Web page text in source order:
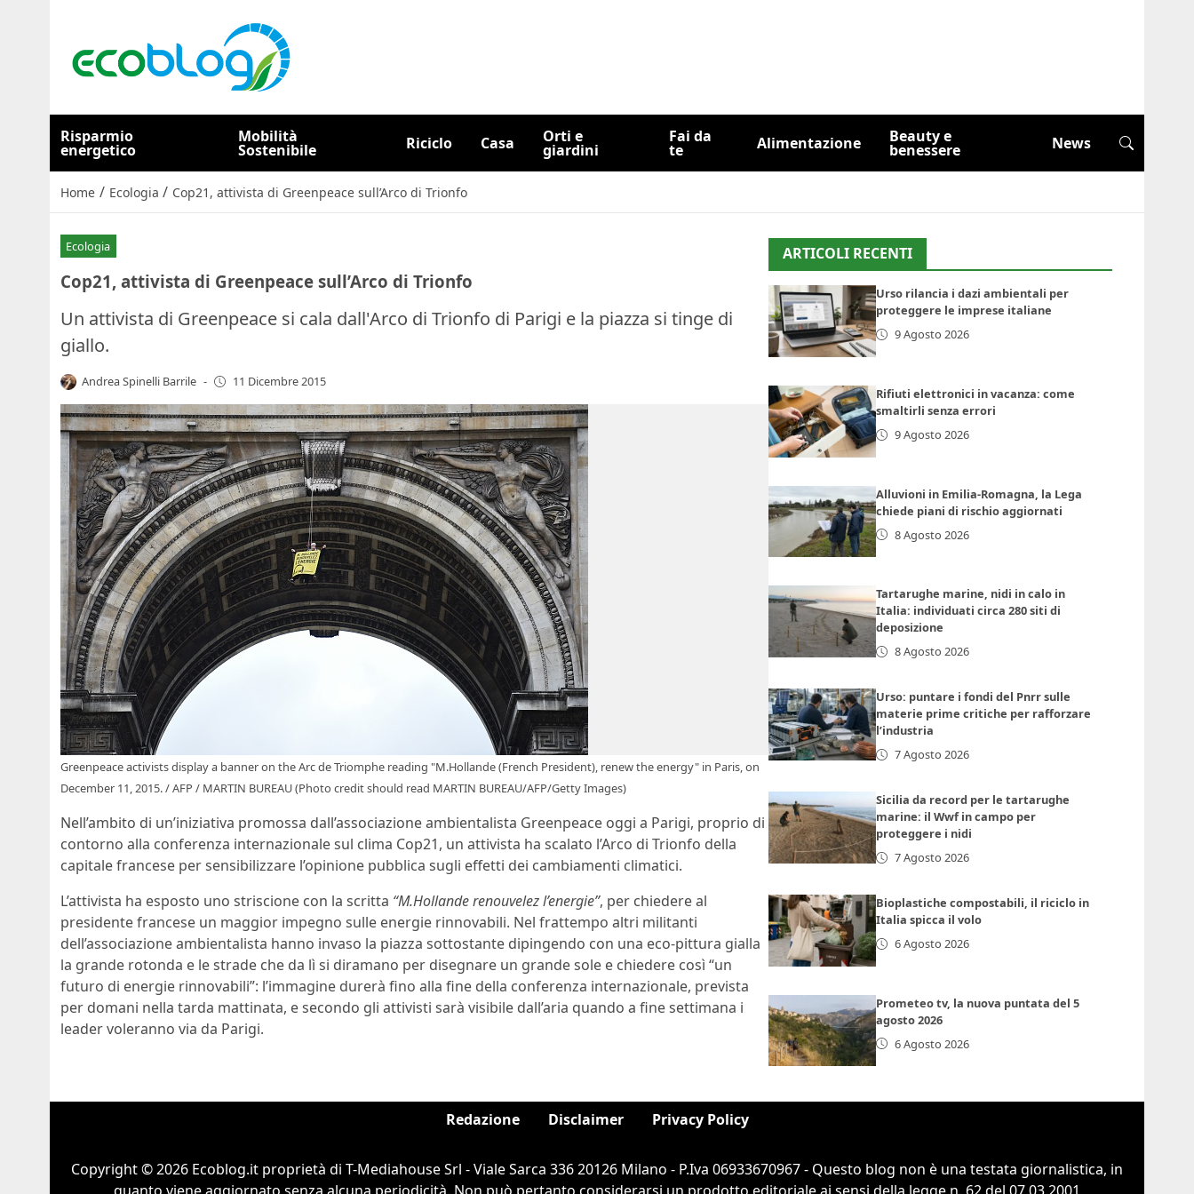
Risparmio
energetico
Mobilità
Sostenibile Riciclo Casa Orti e
giardini
Fai da
te Alimentazione Beauty e
benessere News
Home / Ecologia / Cop21, attivista di Greenpeace sull’Arco di Trionfo
Ecologia
Cop21, attivista di Greenpeace sull’Arco di Trionfo
Un attivista di Greenpeace si cala dall'Arco di Trionfo di Parigi e la piazza si tinge di
giallo.
Andrea Spinelli Barrile - 11 Dicembre 2015
Greenpeace activists display a banner on the Arc de Triomphe reading "M.Hollande (French President), renew the energy" in Paris, on
December 11, 2015. / AFP / MARTIN BUREAU (Photo credit should read MARTIN BUREAU/AFP/Getty Images)
Nell’ambito di un’iniziativa promossa dall’associazione ambientalista Greenpeace oggi a Parigi, proprio di
contorno alla conferenza internazionale sul clima Cop21, un attivista ha scalato l’Arco di Trionfo della
capitale francese per sensibilizzare l’opinione pubblica sugli effetti dei cambiamenti climatici.
L’attivista ha esposto uno striscione con la scritta “M.Hollande renouvelez l’energie”, per chiedere al
presidente francese un maggior impegno sulle energie rinnovabili. Nel frattempo altri militanti
dell’associazione ambientalista hanno invaso la piazza sottostante dipingendo con una eco-pittura gialla
la grande rotonda e le strade che da lì si diramano per disegnare un grande sole e chiedere così “un
futuro di energie rinnovabili”: l’immagine durerà fino alla fine della conferenza internazionale, prevista
per domani nella tarda mattinata, e secondo gli attivisti sarà visibile dall’aria quando a fine settimana i
leader voleranno via da Parigi.
ARTICOLI RECENTI
Urso rilancia i dazi ambientali per
proteggere le imprese italiane
9 Agosto 2026
Rifiuti elettronici in vacanza: come
smaltirli senza errori
9 Agosto 2026
Alluvioni in Emilia-Romagna, la Lega
chiede piani di rischio aggiornati
8 Agosto 2026
Tartarughe marine, nidi in calo in
Italia: individuati circa 280 siti di
deposizione
8 Agosto 2026
Urso: puntare i fondi del Pnrr sulle
materie prime critiche per rafforzare
l’industria
7 Agosto 2026
Sicilia da record per le tartarughe
marine: il Wwf in campo per
proteggere i nidi
7 Agosto 2026
Bioplastiche compostabili, il riciclo in
Italia spicca il volo
6 Agosto 2026
Prometeo tv, la nuova puntata del 5
agosto 2026
6 Agosto 2026
Redazione Disclaimer Privacy Policy
Copyright © 2026 Ecoblog.it proprietà di T-Mediahouse Srl - Viale Sarca 336 20126 Milano - P.Iva 06933670967 - Questo blog non è una testata giornalistica, in